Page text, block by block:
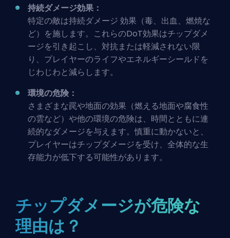
持続ダメージ効果：
特定の敵は持続ダメージ 効果（毒、出血、燃焼な
ど）を施します。これらのDoT効果はチップダメ
ージを引き起こし、対抗または軽減されない限
り、プレイヤーのライフやエネルギーシールドを
じわじわと減らします。
環境の危険：
さまざまな罠や地面の効果（燃える地面や腐食性
の雲など）や他の環境の危険は、時間とともに連
続的なダメージを与えます。慎重に動かないと、
プレイヤーはチップダメージを受け、全体的な生
存能力が低下する可能性があります。
チップダメージが危険な
理由は？